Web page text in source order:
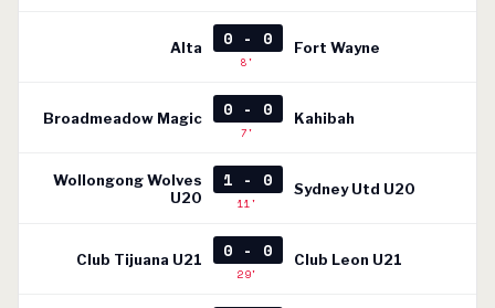
Alta 0 - 0
8'
Fort Wayne
Broadmeadow Magic 0 - 0
7'
Kahibah
Wollongong Wolves
U20
1 - 0
11'
Sydney Utd U20
Club Tijuana U21 0 - 0
29'
Club Leon U21